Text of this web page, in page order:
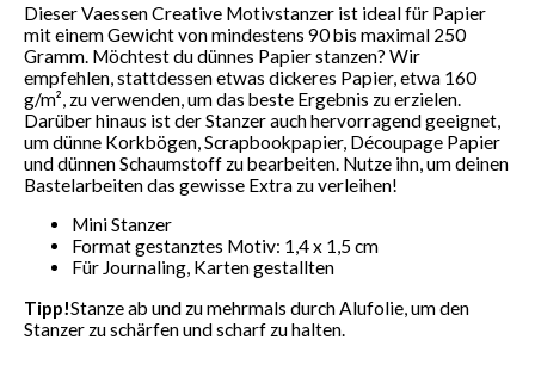
Dieser Vaessen Creative Motivstanzer ist ideal für Papier
mit einem Gewicht von mindestens 90 bis maximal 250
Gramm. Möchtest du dünnes Papier stanzen? Wir
empfehlen, stattdessen etwas dickeres Papier, etwa 160
g/m², zu verwenden, um das beste Ergebnis zu erzielen.
Darüber hinaus ist der Stanzer auch hervorragend geeignet,
um dünne Korkbögen, Scrapbookpapier, Découpage Papier
und dünnen Schaumstoff zu bearbeiten. Nutze ihn, um deinen
Bastelarbeiten das gewisse Extra zu verleihen!
Mini Stanzer
Format gestanztes Motiv: 1,4 x 1,5 cm
Für Journaling, Karten gestallten
Tipp!Stanze ab und zu mehrmals durch Alufolie, um den
Stanzer zu schärfen und scharf zu halten.